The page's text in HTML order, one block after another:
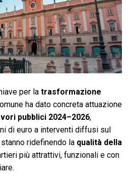
per la trasformazione
ha dato concreta attuazione
pubblici 2024–2026,
di euro a interventi diffusi sul
ridefinendo la qualità della
più attrattivi, funzionali e con